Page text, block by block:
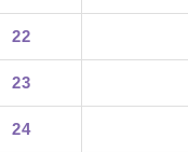
22
23
24